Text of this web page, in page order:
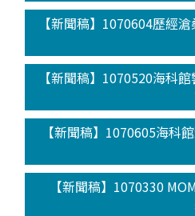
【新聞稿】1070604歷經
【新聞稿】1070520海科
【新聞稿】1070605海科
【新聞稿】1070330